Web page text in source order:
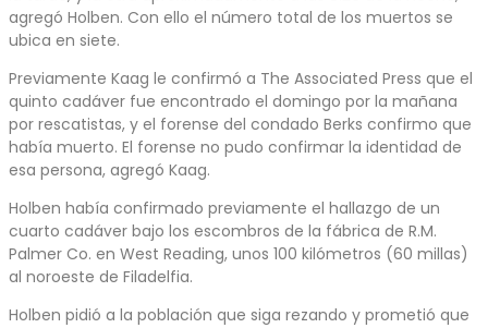
agregó Holben. Con ello el número total de los muertos se
ubica en siete.
Previamente Kaag le confirmó a The Associated Press que el
quinto cadáver fue encontrado el domingo por la mañana
por rescatistas, y el forense del condado Berks confirmo que
había muerto. El forense no pudo confirmar la identidad de
esa persona, agregó Kaag.
Holben había confirmado previamente el hallazgo de un
cuarto cadáver bajo los escombros de la fábrica de R.M.
Palmer Co. en West Reading, unos 100 kilómetros (60 millas)
al noroeste de Filadelfia.
Holben pidió a la población que siga rezando y prometió que